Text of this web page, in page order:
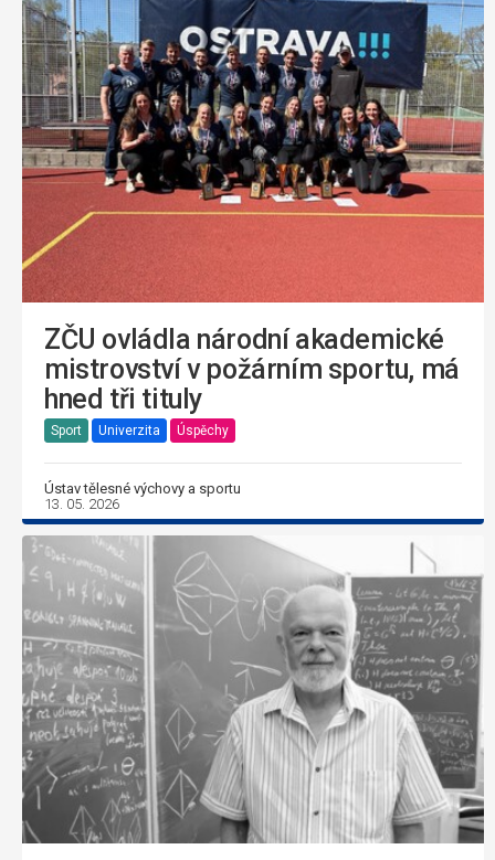
ZČU ovládla národní akademické
mistrovství v požárním sportu, má
hned tři tituly
Sport Univerzita Úspěchy
Ústav tělesné výchovy a sportu
13. 05. 2026